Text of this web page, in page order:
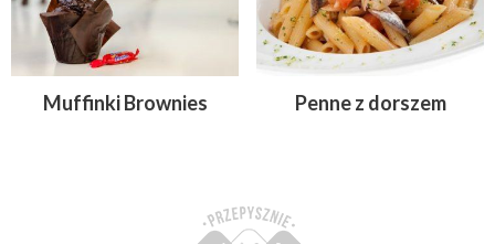
Muffinki Brownies Penne z dorszem